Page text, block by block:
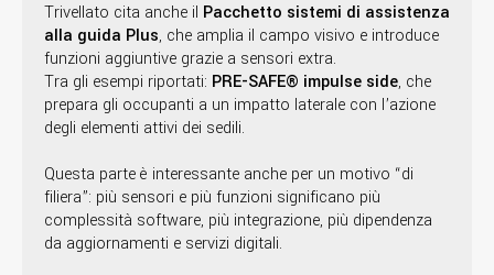
Trivellato cita anche il Pacchetto sistemi di assistenza
alla guida Plus, che amplia il campo visivo e introduce
funzioni aggiuntive grazie a sensori extra.
Tra gli esempi riportati: PRE-SAFE® impulse side, che
prepara gli occupanti a un impatto laterale con l’azione
degli elementi attivi dei sedili.
Questa parte è interessante anche per un motivo “di
filiera”: più sensori e più funzioni significano più
complessità software, più integrazione, più dipendenza
da aggiornamenti e servizi digitali.